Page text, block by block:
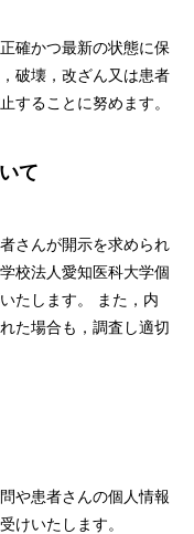
確かつ最新の状態に保
破壊，改ざん又は患者
することに努めます。
て
さんが開示を求められ
校法人愛知医科大学個
たします。 また，内
た場合も，調査し適切
や患者さんの個人情報
けいたします。